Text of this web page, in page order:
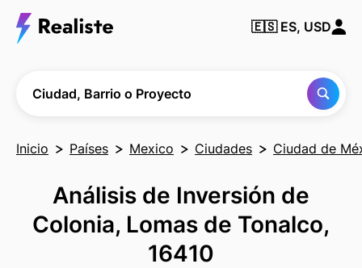
Encuentra
cualquier
🇪🇸 ES, USD
Ciudad, Barrio o Proyecto
Inicio Países Mexico Ciudades Ciudad de
Análisis de Inversión de
Colonia, Lomas de Tonalco,
16410